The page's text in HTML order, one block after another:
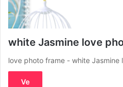
white Jasmine love
love photo frame - white Jasmine
Ve